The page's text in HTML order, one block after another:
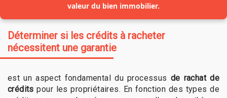
valeur du bien immobilier.
Déterminer si les crédits à racheter
nécessitent une garantie
est un aspect fondamental du processus de rachat de
crédits pour les propriétaires. En fonction des types de